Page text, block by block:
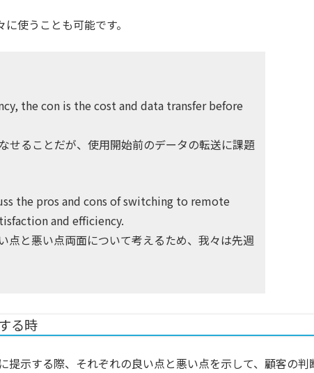
使うことも可能です。
the con is the cost and data transfer before
せることだが、使用開始前のデータの転送に課題
the pros and cons of switching to remote
and efficiency.
点と悪い点両面について考えるため、我々は先週
る時
提示する際、それぞれの良い点と悪い点を示して、顧客の判